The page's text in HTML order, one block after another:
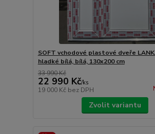
SOFT vchodové plastové dveře
hladké bílá, bílá, 130x200 cm
33 990 Kč
22 990 Kč/ks
19 000 Kč bez DPH
Zvolit variantu